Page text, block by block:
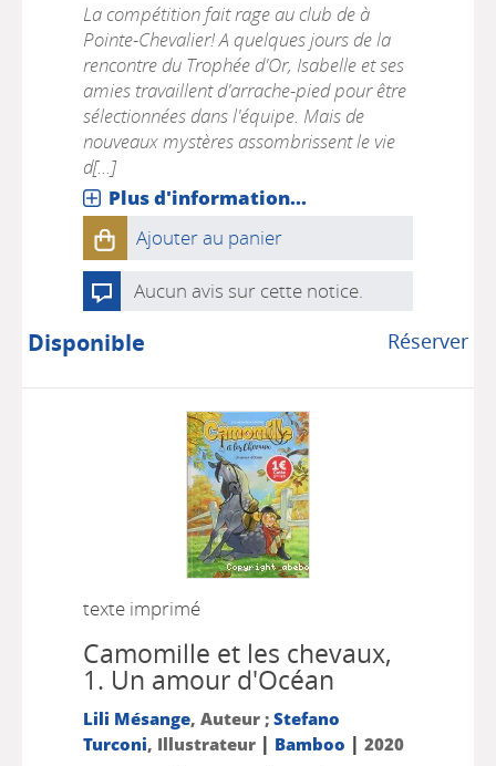
La compétition fait rage au club de à
Pointe-Chevalier! A quelques jours de la
rencontre du Trophée d'Or, Isabelle et ses
amies travaillent d'arrache-pied pour être
sélectionnées dans l'équipe. Mais de
nouveaux mystères assombrissent le vie
d[...]
Plus d'information...
Ajouter au panier
Aucun avis sur cette notice.
Réserver
Disponible
texte imprimé
Camomille et les chevaux,
1. Un amour d'Océan
Lili Mésange, Auteur ; Stefano
Turconi, Illustrateur | Bamboo | 2020